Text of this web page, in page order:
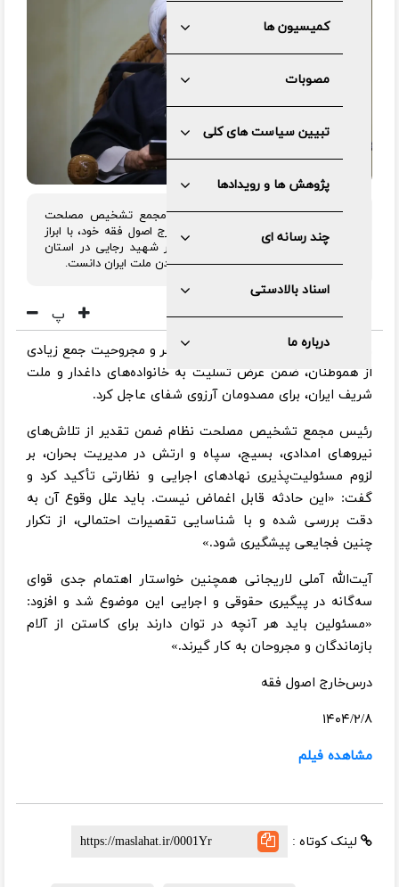
کمیسیون ها
مصوبات
تبیین سیاست های کلی
پژوهش ها و رویدادها
چند رسانه ای
اسناد بالادستی
درباره ما
آیت‌الله صادق آملی لاریجانی، رئیس مجمع تشخیص مصلحت
نظام، صبح دوشنبه در ابتدای درس خارج اصول فقه خود، با ابراز
تأسف عمیق نسبت به حادثه تلخ بندر شهید رجایی در استان
هرمزگان، این فاجعه را موجب داغدار شدن ملت ایران دانست.
پ
وی با اشاره به جان‌باختن حدود ۴۰ نفر و مجروحیت جمع زیادی
از هموطنان، ضمن عرض تسلیت به خانواده‌های داغدار و ملت
شریف ایران، برای مصدومان آرزوی شفای عاجل کرد.
رئیس مجمع تشخیص مصلحت نظام ضمن تقدیر از تلاش‌های
نیروهای امدادی، بسیج، سپاه و ارتش در مدیریت بحران، بر
لزوم مسئولیت‌پذیری نهادهای اجرایی و نظارتی تأکید کرد و
گفت: «این حادثه قابل اغماض نیست. باید علل وقوع آن به
دقت بررسی شده و با شناسایی تقصیرات احتمالی، از تکرار
چنین فجایعی پیشگیری شود.»
آیت‌الله آملی لاریجانی همچنین خواستار اهتمام جدی قوای
سه‌گانه در پیگیری حقوقی و اجرایی این موضوع شد و افزود:
«مسئولین باید هر آنچه در توان دارند برای کاستن از آلام
بازماندگان و مجروحان به کار گیرند.»
درس‌خارج اصول فقه
۱۴۰۴/۲/۸
مشاهده فیلم
لینک کوتاه :